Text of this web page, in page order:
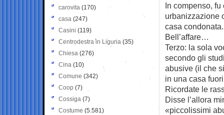
In compenso,
urbanizzazione
casa condonata.
Bell’affare…
Terzo: la sola
secondo gli
abusive (il che
in una casa
Ricordate le
Disse l’allora
«piccolissimi
carovita (170)
casa (247)
Casini (119)
Centrodestra in Liguria (35)
Chiesa (276)
Cina (10)
Comune (342)
Coop (7)
Cossiga (7)
Costume (5.581)